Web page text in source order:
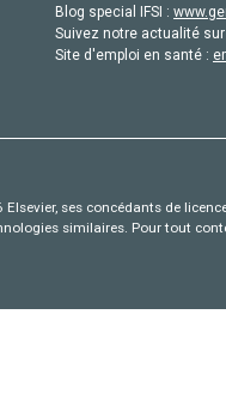
Blog special IFSI :
Suivez notre actualité
Site d'emploi en santé :
ses concédants de
similaires. Pour tout